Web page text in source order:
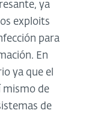
ya
exploits
para
En
ya que el
mismo de
de